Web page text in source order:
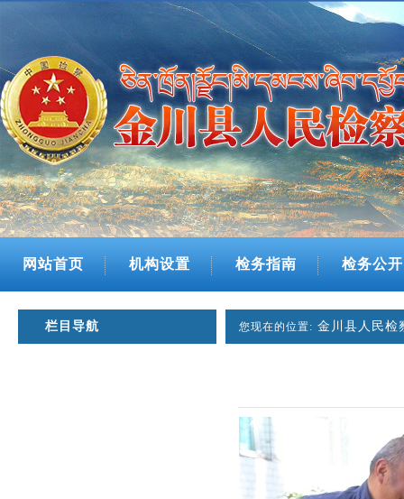
网站首页 机构设置 检务指南 检务公开
栏目导航 您现在的位置: 金川县人民检